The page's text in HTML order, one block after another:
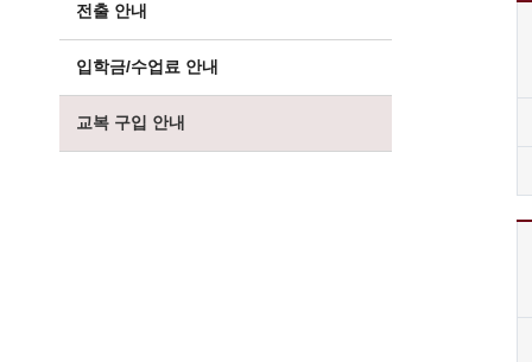
전출 안내
입학금/수업료 안내
교복 구입 안내